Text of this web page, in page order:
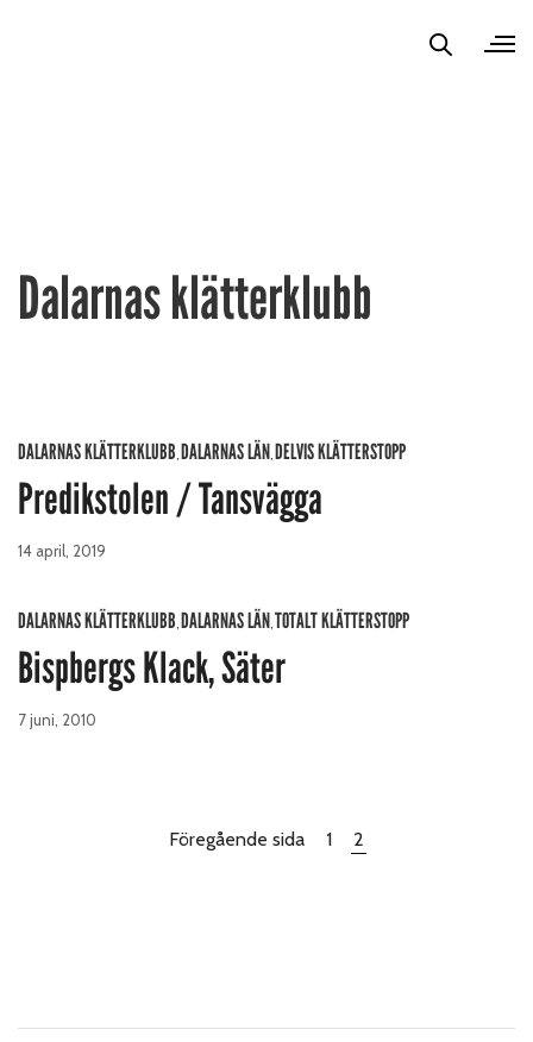
Dalarnas klätterklubb
DALARNAS KLÄTTERKLUBB DALARNAS LÄNDELVIS KLÄTTERSTOPP
Predikstolen / Tansvägga
14 april, 2019
DALARNAS KLÄTTERKLUBB DALARNAS LÄNTOTALT KLÄTTERSTOPP
Bispbergs Klack, Säter
7 juni, 2010
Föregående sida 1 2